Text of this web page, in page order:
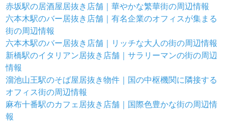
赤坂駅の居酒屋居抜き店舗｜華やかな繁華街の周辺情報
六本木駅のバー居抜き店舗｜有名企業のオフィスが集まる
街の周辺情報
六本木駅のバー居抜き店舗｜リッチな大人の街の周辺情報
新橋駅のイタリアン居抜き店舗｜サラリーマンの街の周辺
情報
溜池山王駅のそば屋居抜き物件｜国の中枢機関に隣接する
オフィス街の周辺情報
麻布十番駅のカフェ居抜き店舗｜国際色豊かな街の周辺情
報